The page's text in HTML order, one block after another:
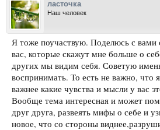
ласточка
Наш человек
Я тоже поучаствую. Поделюсь с вами
вас, которые скажут мне больше о
других мы видим себя. Советую
воспринимать. То есть не важно, что
важнее какие чувства и мысли у вас
Вообще тема интересная и может
друг друга, развеять мифы о себе и
новое, что со стороны